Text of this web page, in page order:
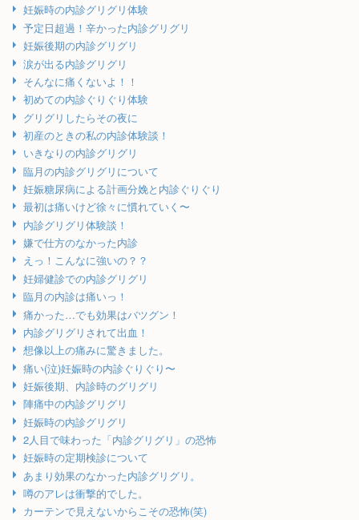
妊娠時の内診グリグリ体験
予定日超過！辛かった内診グリグリ
妊娠後期の内診グリグリ
涙が出る内診グリグリ
そんなに痛くないよ！！
初めての内診ぐりぐり体験
グリグリしたらその夜に
初産のときの私の内診体験談！
いきなりの内診グリグリ
臨月の内診グリグリについて
妊娠糖尿病による計画分娩と内診ぐりぐり
最初は痛いけど徐々に慣れていく〜
内診グリグリ体験談！
嫌で仕方のなかった内診
えっ！こんなに強いの？？
妊婦健診での内診グリグリ
臨月の内診は痛いっ！
痛かった…でも効果はバツグン！
内診グリグリされて出血！
想像以上の痛みに驚きました。
痛い(泣)妊娠時の内診ぐりぐり〜
妊娠後期、内診時のグリグリ
陣痛中の内診グリグリ
妊娠時の内診グリグリ
2人目で味わった「内診グリグリ」の恐怖
妊娠時の定期検診について
あまり効果のなかった内診グリグリ。
噂のアレは衝撃的でした。
カーテンで見えないからこその恐怖(笑)